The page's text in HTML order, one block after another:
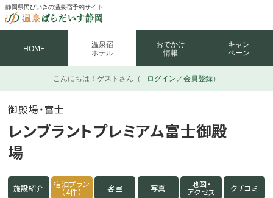
静岡県民びいきの温泉宿予約サイト
HOME
温泉宿
ホテル
おでかけ
情報
キャン
ペーン
こんにちは！ ゲストさん（ ログイン／会員登録）
御殿場・富士
レンブラントプレミアム富士御殿
場
施設紹介 宿泊プラン
（4件） 客室 写真 地図・
アクセス クチコミ